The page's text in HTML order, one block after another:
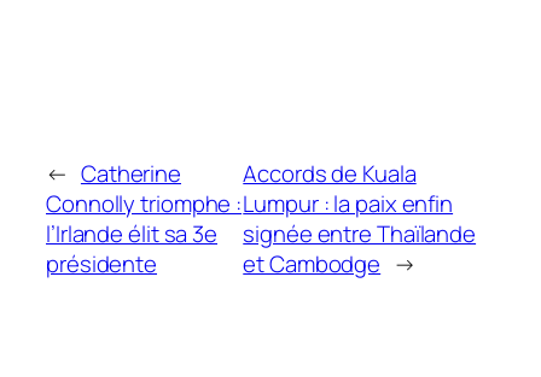
← Catherine
Connolly triomphe :
l’Irlande élit sa 3e
présidente
Accords de Kuala
Lumpur : la paix enfin
signée entre Thaïlande
et Cambodge →